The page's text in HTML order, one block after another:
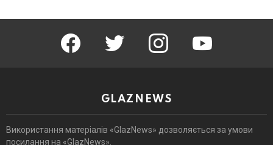
facebook twitter instagram youtube
GLAZNEWS
Використання матеріалів «GlazNews» дозволяється за умови
посилання на «GlazNews».